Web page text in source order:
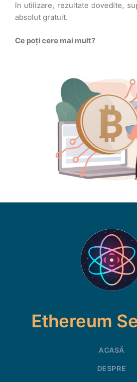
în utilizare, rezultate dovedite,
absolut gratuit.
Ce poți cere mai mult?
Ethereum
ACASĂ
DESPRE